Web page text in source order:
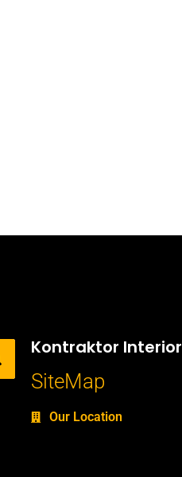
Kontraktor Interior
SiteMap
Our Location